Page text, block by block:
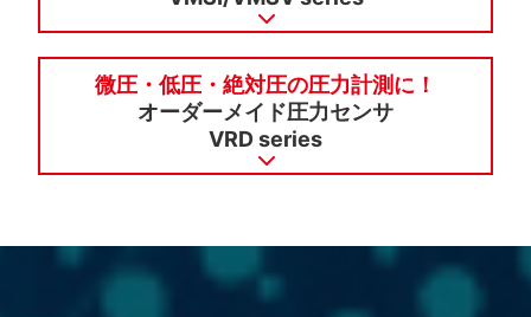
微圧・低圧・絶対圧の圧力計測に！
オーダーメイド圧力センサ
VRD series